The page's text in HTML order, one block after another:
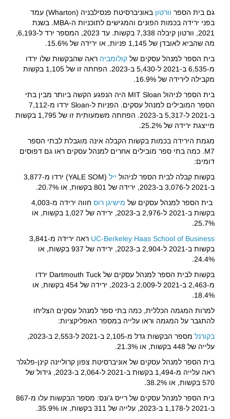
גם בית הספר וורטון
באוניברסיטת פנסילבניה (Wharton) עמד
בפני ירידה בכמות הפונים והמגישים לתוכניות ה-MBA. בשנת
2021, וורטון קיבלה 7,338 בקשות. עד 2023, המספר ירד ל-6,193,
מה שהביא לאובדן של 1,145 פניות, או ירידה של 15.6%.
בית הספר למנהל עסקים של קולומביה ראה שהבקשות שלו ירדו
מ-6,535 ב-2021 ל-5,430 ב-2023. הפחתה זו של 1,105 בקשות
מקבילה לירידה של 16.9%.
בית הספר לניהול MIT Sloan היה הנפגע הקשה ביותר מבין בתי
הספר המובילים למנהל עסקים. הפניות ל-Sloan ירדו מ-7,112
ב-2021 ל-5,317 ב-2023. הפחתה משמעותית זו של 1,795 בקשות
מייצגת ירידה של 25.2%.
מגמת הירידה בכמות בקשות הקבלה אינה מוגבלת לבתי הספר
M7. כמה בתי ספר מובילים אחרים למנהל עסקים ראו גם דפוסים
דומים:
בקשות קבלה לבית הספר לניהול ייל
(YALE SOM) ירדו מ-3,877
ב-2021 ל-3,076 ב-2023, ירידה של 801 בקשות, או 20.7%.
בית הספר למנהל עסקים של מישיגן רוס
חווה ירידה מ-4,003
בקשות ב-2021 ל-2,976 ב-2023, ירידה של 1,027 בקשות, או
25.7%.
UC-Berkeley Haas School of Business
ראה ירידה מ-3,841
בקשות ב-2021 ל-2,904 ב-2023, ירידה של 937 בקשות, או
24.4%.
בקשות לבית הספר למנהל עסקים של Dartmouth Tuck ירדו
מ-2,463 ב-2021 ל-2,009 ב-2023, ירידה של 454 בקשות, או
18.4%.
למרות המגמה הכללית, כמה בתי ספר למנהל עסקים הצליחו
להתגבר על המגמה וראו עלייה במספר האפליקציות:
בקורנל
מספר הבקשות גדל מ-2,105 ב-2021 ל-2,553 ב-2023,
עלייה של 448 בקשות, או 21.3%.
בית הספר למנהל עסקים של אוניברסיטת צפון קרוליינה קינן-פלגלר
ראה עלייה מ-1,494 בקשות ב-2021 ל-2,064 ב-2023, גידול של
570 בקשות, או 38.2%.
בית הספר למנהל עסקים של רייס ג'ונס: מספר הבקשות עלו מ-867
ב-2021 ל-1,178 ב-2023, עלייה של 311 בקשות, או 35.9%.